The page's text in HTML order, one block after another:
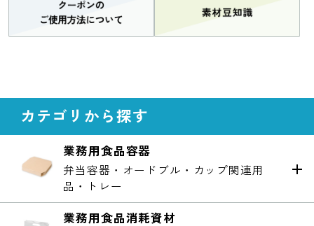
カテゴリから探す
業務用食品容器
弁当容器・オードブル・カップ関連用
品・トレー
業務用食品消耗資材